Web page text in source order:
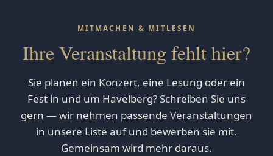
MITMACHEN & MITLESEN
Ihre Veranstaltung fehlt hier?
Sie planen ein Konzert, eine Lesung oder ein
Fest in und um Havelberg? Schreiben Sie uns
gern — wir nehmen passende Veranstaltungen
in unsere Liste auf und bewerben sie mit.
Gemeinsam wird mehr daraus.